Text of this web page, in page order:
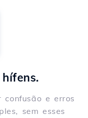
confusão e erros
sem esses